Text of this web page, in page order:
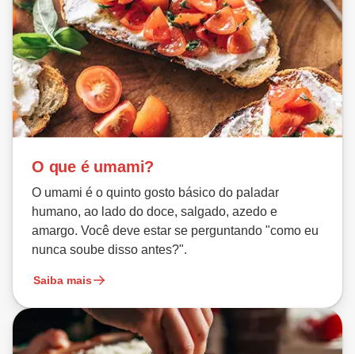
O que é umami?
O umami é o quinto gosto básico do paladar
humano, ao lado do doce, salgado, azedo e
amargo. Você deve estar se perguntando "como eu
nunca soube disso antes?".
Saiba mais